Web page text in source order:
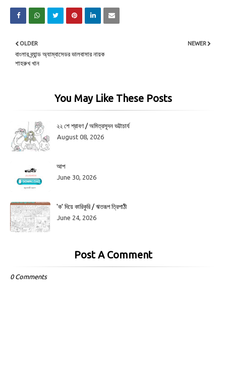
NEWER
OLDER
বাংলার ব্র্যান্ড অ্যাম্বাসেডর ভালবাসার নায়ক
শাহরুখ খান
You May Like These Posts
২২ শে শ্রাবণ / অমিত্রসূদন ভট্টাচার্য
August 08, 2026
আপ
June 30, 2026
'ক' দিয়ে কারিকুরি / ঋতরূপ ত্রিপাঠী
June 24, 2026
Post A Comment
0 Comments